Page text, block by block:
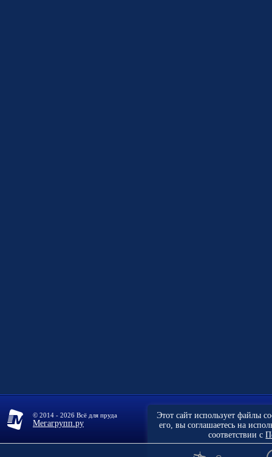
Этот сайт использует файлы
его, вы соглашаетесь на
соответствии с
© 2014 - 2026 Всё для пруда
Мегагрупп.ру